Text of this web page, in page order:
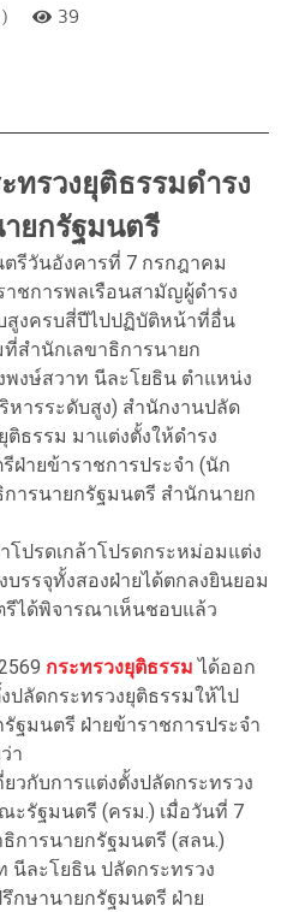
39
รวงยุติธรรมดำรง
ยกรัฐมนตรี
วันอังคารที่ 7 กรกฎาคม
ชการพลเรือนสามัญผู้ดำรง
สูงครบสี่ปีไปปฏิบัติหน้าที่อื่น
ำนักเลขาธิการนายก
พงษ์สวาท นีละโยธิน ตำแหน่ง
หารระดับสูง) สำนักงานปลัด
ติธรรม มาแต่งตั้งให้ดำรง
ฝ่ายข้าราชการประจำ (นัก
ารนายกรัฐมนตรี สำนักนายก
ปรดเกล้าโปรดกระหม่อมแต่ง
รรจุทั้งสองฝ่ายได้ตกลงยินยอม
ได้พิจารณาเห็นชอบแล้ว
กระทรวงยุติธรรม ได้ออก
ปลัดกระทรวงยุติธรรมให้ไป
ฐมนตรี ฝ่ายข้าราชการประจำ
า
วกับการแต่งตั้งปลัดกระทรวง
รัฐมนตรี (ครม.) เมื่อวันที่ 7
การนายกรัฐมนตรี (สลน.)
นีละโยธิน ปลัดกระทรวง
กษานายกรัฐมนตรี ฝ่าย